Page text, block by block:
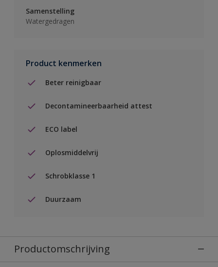
Samenstelling
Watergedragen
Product kenmerken
Beter reinigbaar
Decontamineerbaarheid attest
ECO label
Oplosmiddelvrij
Schrobklasse 1
Duurzaam
Productomschrijving